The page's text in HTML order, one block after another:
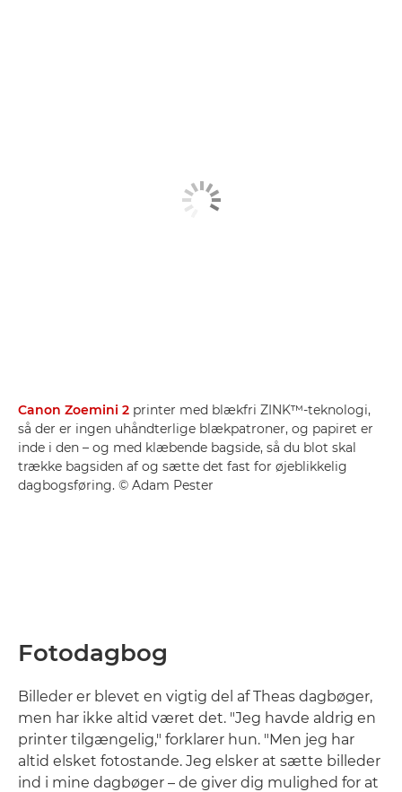
Canon Zoemini 2 printer med blækfri ZINK™-teknologi,
så der er ingen uhåndterlige blækpatroner, og papiret er
inde i den – og med klæbende bagside, så du blot skal
trække bagsiden af og sætte det fast for øjeblikkelig
dagbogsføring. © Adam Pester
Fotodagbog
Billeder er blevet en vigtig del af Theas dagbøger,
men har ikke altid været det. "Jeg havde aldrig en
printer tilgængelig," forklarer hun. "Men jeg har
altid elsket fotostande. Jeg elsker at sætte billeder
ind i mine dagbøger – de giver dig mulighed for at